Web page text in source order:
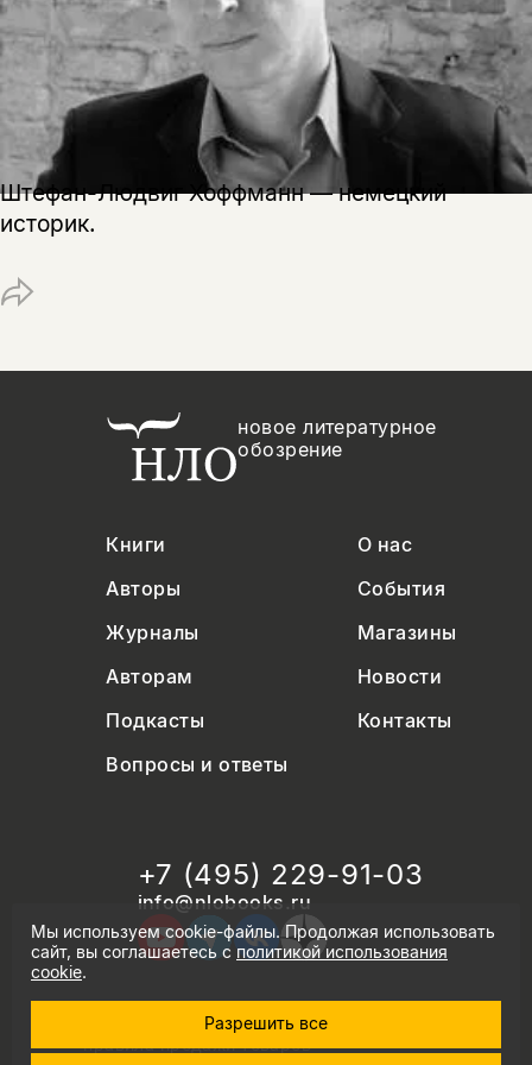
Штефан-Людвиг Хоффманн — немецкий
историк.
новое литературное
обозрение
Книги
О нас
Авторы
События
Журналы
Магазины
Авторам
Новости
Подкасты
Контакты
Вопросы и ответы
+7 (495) 229-91-03
info@nlobooks.ru
© Новое литературное обозрение. 2026
правила продажи товаров
Копировать ВконтактеТелеграм Дзен
нет, вернуться назад
Мы используем cookie-файлы. Продолжая использовать
сайт, вы соглашаетесь сполитикой использования
cookie.
Разрешить все